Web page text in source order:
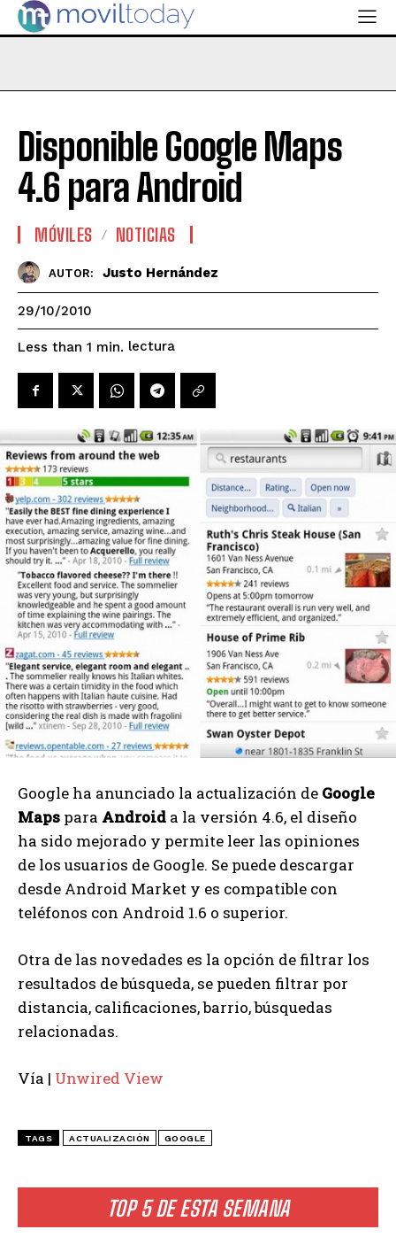
TOP 5 DE ESTA SEMANA
Disponible Google Maps
4.6 para Android
MÓVILES NOTICIAS
AUTOR: Justo Hernández
29/10/2010
Less than 1 min. lectura
Google ha anunciado la actualización de Google
Maps para Android a la versión 4.6, el diseño
ha sido mejorado y permite leer las opiniones
de los usuarios de Google. Se puede descargar
desde Android Market y es compatible con
teléfonos con Android 1.6 o superior.
Otra de las novedades es la opción de filtrar los
resultados de búsqueda, se pueden filtrar por
distancia, calificaciones, barrio, búsquedas
relacionadas.
Vía | Unwired View
TAGS ACTUALIZACIÓN GOOGLE